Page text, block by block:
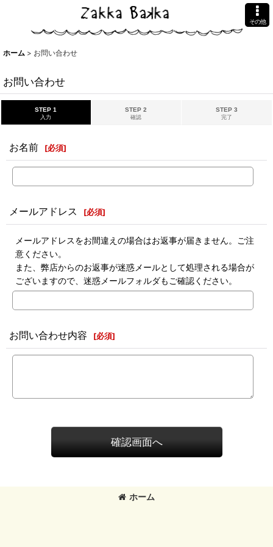
その他
ホーム > お問い合わせ
お問い合わせ
STEP 1
入力
STEP 2
確認
STEP 3
完了
お名前 [必須]
メールアドレス [必須]
メールアドレスをお間違えの場合はお返事が届きません。ご注
意ください。
また、弊店からのお返事が迷惑メールとして処理される場合が
ございますので、迷惑メールフォルダもご確認ください。
お問い合わせ内容 [必須]
確認画面へ
ホーム